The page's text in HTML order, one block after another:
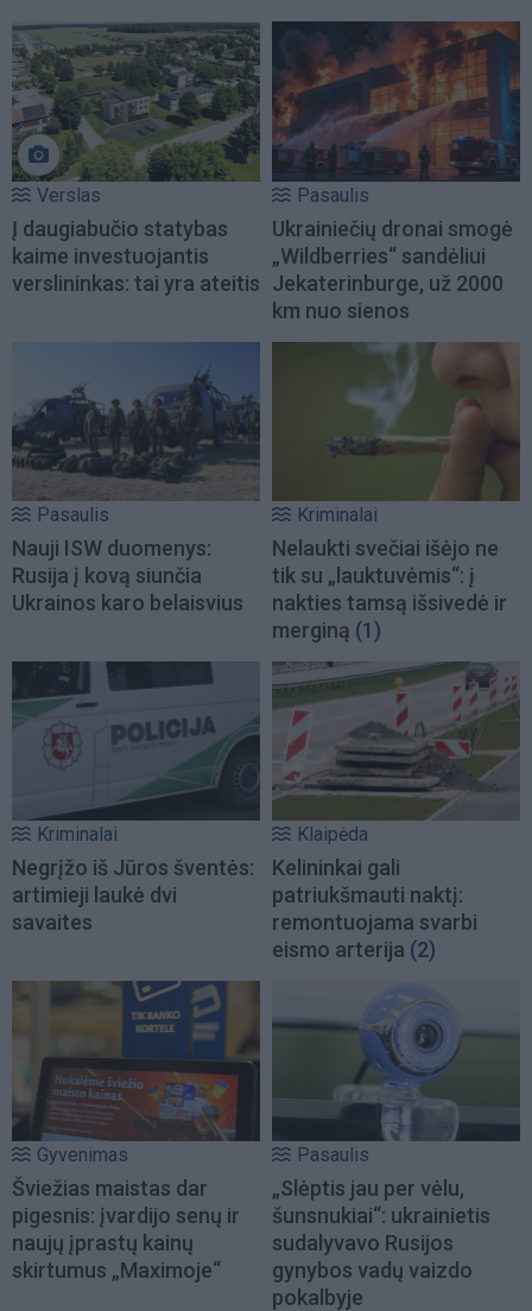
Verslas
Į daugiabučio statybas
kaime investuojantis
verslininkas: tai yra ateitis
Pasaulis
Ukrainiečių dronai smogė
„Wildberries“ sandėliui
Jekaterinburge, už 2000
km nuo sienos
Pasaulis
Nauji ISW duomenys:
Rusija į kovą siunčia
Ukrainos karo belaisvius
Kriminalai
Nelaukti svečiai išėjo ne
tik su „lauktuvėmis“: į
nakties tamsą išsivedė ir
merginą (1)
Kriminalai
Negrįžo iš Jūros šventės:
artimieji laukė dvi
savaites
Klaipėda
Kelininkai gali
patriukšmauti naktį:
remontuojama svarbi
eismo arterija (2)
Gyvenimas
Šviežias maistas dar
pigesnis: įvardijo senų ir
naujų įprastų kainų
skirtumus „Maximoje“
Pasaulis
„Slėptis jau per vėlu,
šunsnukiai“: ukrainietis
sudalyvavo Rusijos
gynybos vadų vaizdo
pokalbyje